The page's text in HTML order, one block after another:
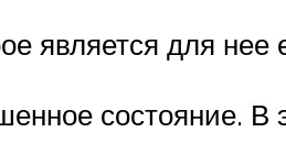
является для нее
состояние. В